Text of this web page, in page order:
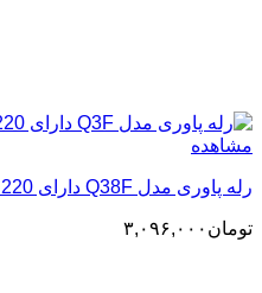
مشاهده
رله پاوری مدل Q38F دارای 220 ولت و 11 پین 3 کنتاکت 40 آمپر
تومان ۳,۰۹۶,۰۰۰